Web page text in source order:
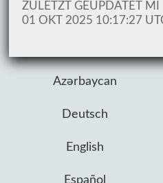
ZULETZT GEUPDATET
MI
01 OKT 2025 10:17:27
Azərbaycan
Deutsch
English
Español